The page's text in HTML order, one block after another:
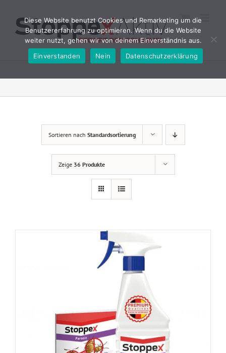
springen
Sortieren nach Standardsortierung
Zeige 36 Produkte
Diese Website benutzt Cookies und Remarketing um die
Benutzererfahrung zu optimieren. Wenn du die Website
weiter nutzt, gehen wir von deinem Einverständnis aus.
Einverstanden
Nein Datenschutzerklärung